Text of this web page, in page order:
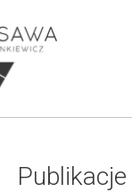
Publikacje